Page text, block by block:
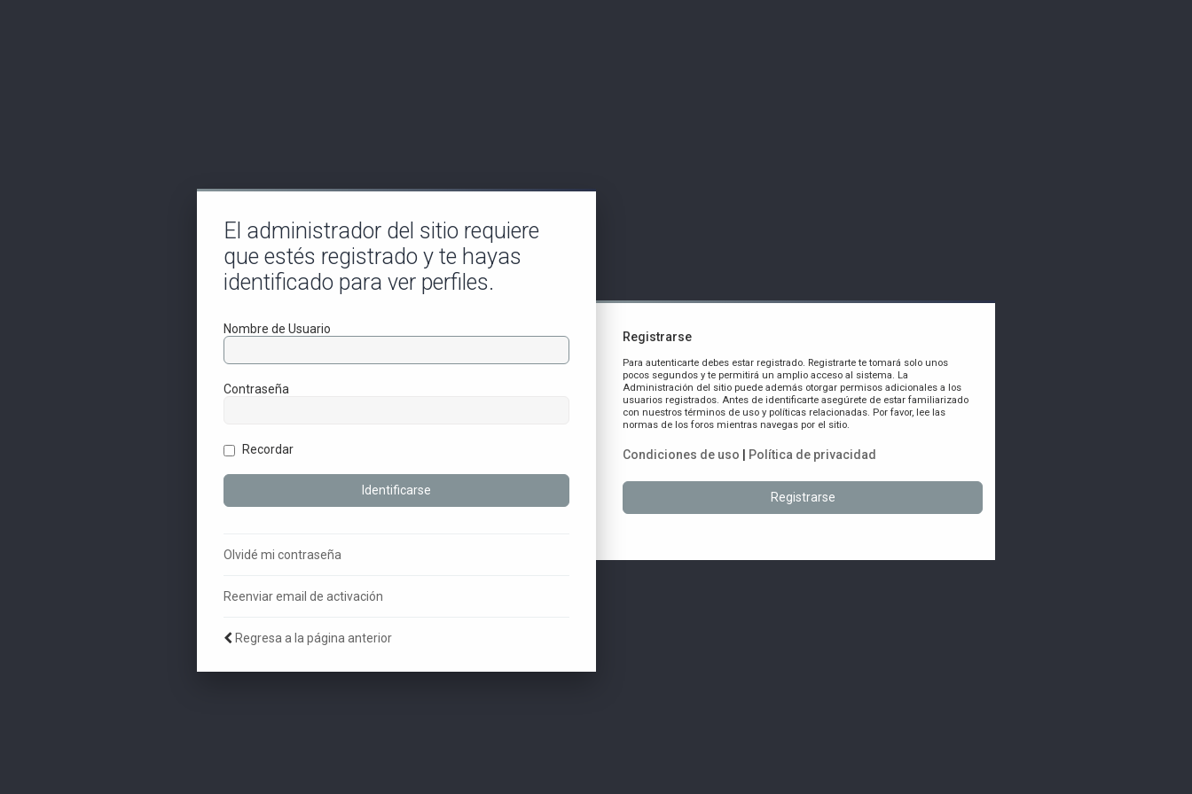
El administrador del sitio requiere
que estés registrado y te hayas
identificado para ver perfiles.
Nombre de Usuario
Contraseña
Recordar
Olvidé mi contraseña
Reenviar email de activación
Regresa a la página anterior
Registrarse
Para autenticarte debes estar registrado. Registrarte te tomará solo unos
pocos segundos y te permitirá un amplio acceso al sistema. La
Administración del sitio puede además otorgar permisos adicionales a los
usuarios registrados. Antes de identificarte asegúrete de estar familiarizado
con nuestros términos de uso y políticas relacionadas. Por favor, lee las
normas de los foros mientras navegas por el sitio.
Condiciones de uso Política de privacidad
Registrarse